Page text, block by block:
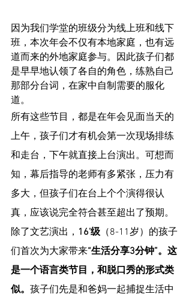
因为我们学堂的班级分为线上班和线下
班，本次年会不仅有本地家庭，也有远
道而来的外地家庭参与。因此孩子们都
是早早地认领了各自的角色，练熟自己
那部分台词，在家中自制需要的服化
道。
所有这些节目，都是在年会见面当天的
上午，孩子们才有机会第一次现场排练
和走台，下午就直接上台演出。可想而
知，幕后指导的老师有多紧张，压力有
多大，但孩子们在台上个个演得很认
真，应该说完全符合甚至超出了预期。
除了文艺演出， 16’级（8-11岁）的孩子
们首次为大家带来“生活分享3分钟”。这
是一个语言类节目，和脱口秀的形式类
似。 孩子们先是和爸妈一起捕捉生活中